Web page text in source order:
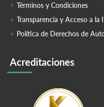
Términos y Condiciones
Transparencia y Acceso a la
Política de Derechos de
Acreditaciones